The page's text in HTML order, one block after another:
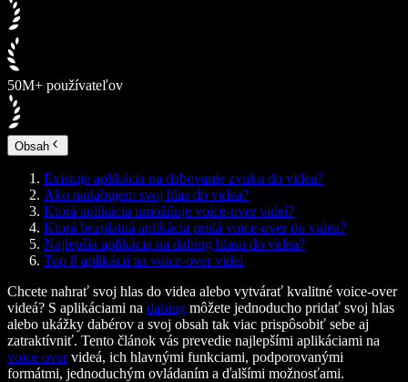
50M+ používateľov
Obsah
Existuje aplikácia na dabovanie zvuku do videa?
Ako nadabujem svoj hlas do videa?
Ktorá aplikácia umožňuje voice-over videí?
Ktorá bezplatná aplikácia pridá voice-over do videa?
Najlepšia aplikácia na dabing hlasu do videa?
Top 8 aplikácií na voice-over videí
Chcete nahrať svoj hlas do videa alebo vytvárať kvalitné voice-over
videá? S aplikáciami na dabing môžete jednoducho pridať svoj hlas
alebo ukážky dabérov a svoj obsah tak viac prispôsobiť sebe aj
zatraktívniť. Tento článok vás prevedie najlepšími aplikáciami na
voice overvideá, ich hlavnými funkciami, podporovanými
formátmi, jednoduchým ovládaním a ďalšími možnosťami.